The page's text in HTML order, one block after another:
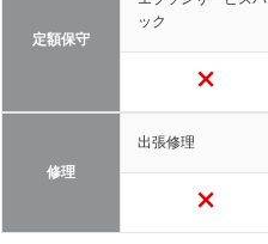
定額保守
ック
修理
出張修理